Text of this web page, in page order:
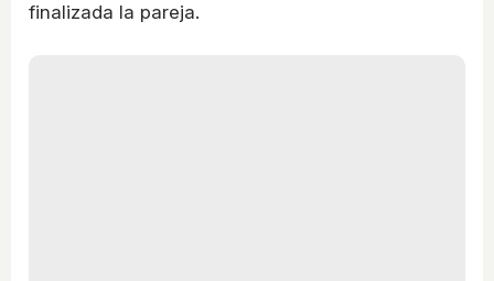
finalizada la pareja.